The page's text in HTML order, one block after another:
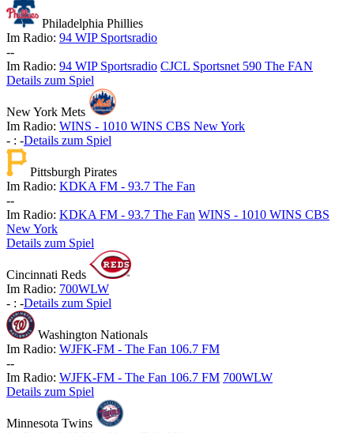
Philadelphia Phillies
Im Radio: 94 WIP Sportsradio
--
Im Radio: 94 WIP Sportsradio CJCL Sportsnet 590 The FAN
Details zum Spiel
New York Mets
Im Radio: WINS - 1010 WINS CBS New York
- : -Details zum Spiel
Pittsburgh Pirates
Im Radio: KDKA FM - 93.7 The Fan
--
Im Radio: KDKA FM - 93.7 The Fan WINS - 1010 WINS CBS
New York
Details zum Spiel
Cincinnati Reds
Im Radio: 700WLW
- : -Details zum Spiel
Washington Nationals
Im Radio: WJFK-FM - The Fan 106.7 FM
--
Im Radio: WJFK-FM - The Fan 106.7 FM 700WLW
Details zum Spiel
Minnesota Twins